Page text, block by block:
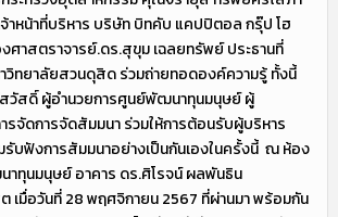
าหน้าที่บริหาร บริษัท บิทคับ แคปปิตอล กรุ๊ป โฮ
ศาสตราจารย์.ดร.สุขุม เฉลยทรัพย์ ประธานที่
วิทยาลัยสวนดุสิด ร่วมถ่ายทอดองค์ความรู้ ทั้งนี้
วัสดิ์ ผู้อำนวยการศูนย์พัฒนาทุนมนุษย์ ผู้
จัดการจัดสัมมนา ร่วมให้การต้อนรับผู้บริหาร
รับฟังการสัมมนาอย่างเป็นกันเองในครั้งนี้ ณ ห้อง
าทุนมนุษย์ อาคาร ดร.ศิโรจน์ ผลพันธิน
เมื่อวันที่ 28 พฤศจิกายน 2567 ที่ผ่านมา พร้อมกัน